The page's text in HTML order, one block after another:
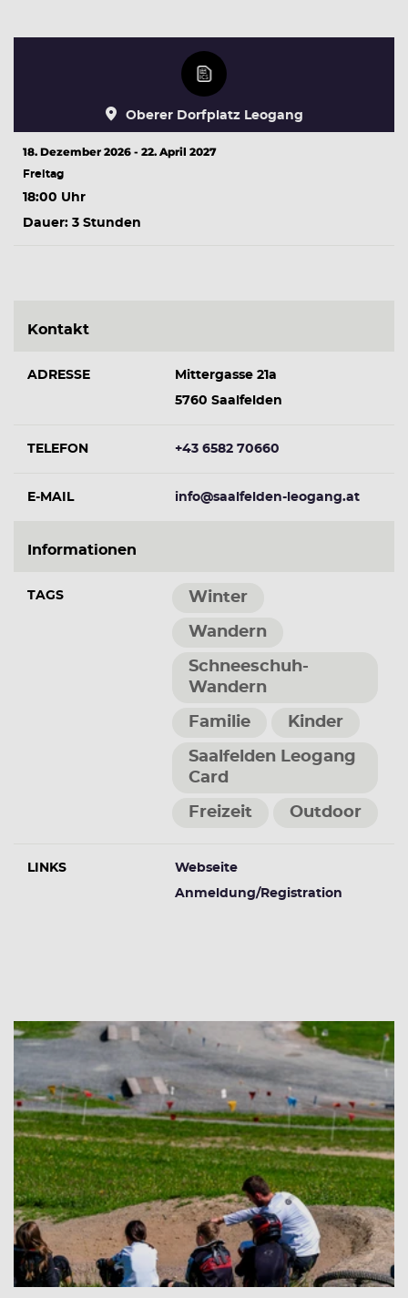
Oberer Dorfplatz Leogang
18. Dezember 2026 - 22. April 2027
Freitag
18:00 Uhr
Dauer: 3 Stunden
Kontakt
ADRESSE
Mittergasse 21a
5760 Saalfelden
TELEFON +43 6582 70660
E-MAIL info@saalfelden-leogang.at
Informationen
TAGS Winter
Wandern
Schneeschuh-
Wandern
Familie Kinder
Saalfelden Leogang
Card
Freizeit Outdoor
LINKS
Webseite
Anmeldung/Registration